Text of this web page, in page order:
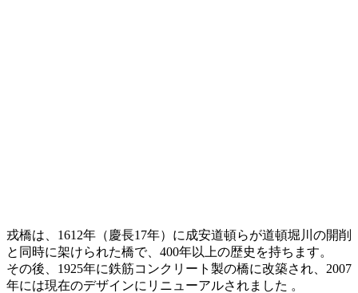
戎橋は、1612年（慶長17年）に成安道頓らが道頓堀川の開削
と同時に架けられた橋で、400年以上の歴史を持ちます。​
その後、1925年に鉄筋コンクリート製の橋に改築され、2007
年には現在のデザインにリニューアルされました 。